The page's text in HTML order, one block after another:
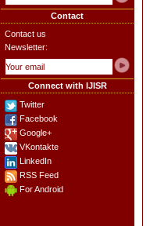
Contact
Contact us
Newsletter:
Connect with IJISR
Twitter
Facebook
Google+
VKontakte
LinkedIn
RSS Feed
For Android